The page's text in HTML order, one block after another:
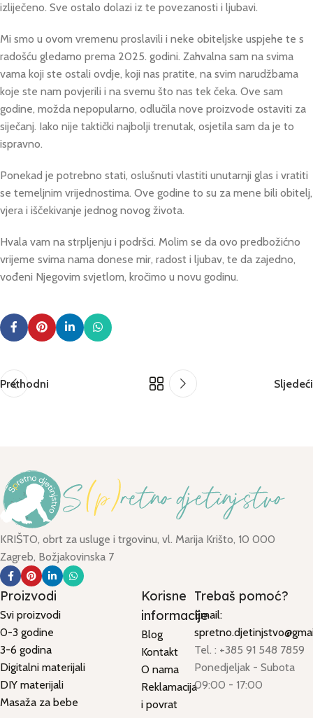
izliječeno. Sve ostalo dolazi iz te povezanosti i ljubavi.
Mi smo u ovom vremenu proslavili i neke obiteljske uspjehe te s
radošću gledamo prema 2025. godini. Zahvalna sam na svima
vama koji ste ostali ovdje, koji nas pratite, na svim narudžbama
koje ste nam povjerili i na svemu što nas tek čeka. Ove sam
godine, možda nepopularno, odlučila nove proizvode ostaviti za
siječanj. Iako nije taktički najbolji trenutak, osjetila sam da je to
ispravno.
Ponekad je potrebno stati, oslušnuti vlastiti unutarnji glas i vratiti
se temeljnim vrijednostima. Ove godine to su za mene bili obitelj,
vjera i iščekivanje jednog novog života.
Hvala vam na strpljenju i podršci. Molim se da ovo predbožićno
vrijeme svima nama donese mir, radost i ljubav, te da zajedno,
vođeni Njegovim svjetlom, kročimo u novu godinu.
Prethodni Sljedeći
KRIŠTO, obrt za usluge i trgovinu, vl. Marija Krišto, 10 000
Zagreb, Božjakovinska 7
Proizvodi
Svi proizvodi
0-3 godine
3-6 godina
Digitalni materijali
DIY materijali
Masaža za bebe
Korisne
informacije
Blog
Kontakt
O nama
Reklamacija
i povrat
Trebaš pomoć?
Email:
Tel. : +385 91 548 7859
Ponedjeljak - Subota
09:00 - 17:00